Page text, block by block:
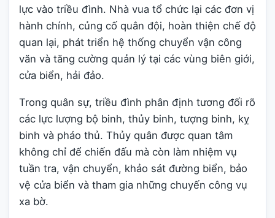
lực vào triều đình. Nhà vua tổ chức lại các đơn vị
hành chính, củng cố quân đội, hoàn thiện chế độ
quan lại, phát triển hệ thống chuyển vận công
văn và tăng cường quản lý tại các vùng biên giới,
cửa biển, hải đảo.
Trong quân sự, triều đình phân định tương đối rõ
các lực lượng bộ binh, thủy binh, tượng binh, kỵ
binh và pháo thủ. Thủy quân được quan tâm
không chỉ để chiến đấu mà còn làm nhiệm vụ
tuần tra, vận chuyển, khảo sát đường biển, bảo
vệ cửa biển và tham gia những chuyến công vụ
xa bờ.